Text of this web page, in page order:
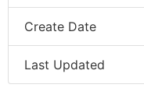
Create Date
Last Updated